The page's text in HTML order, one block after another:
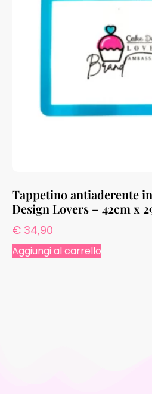
Tappetino antiaderente
Design Lovers – 42cm x
€ 34,90
Aggiungi al carrello